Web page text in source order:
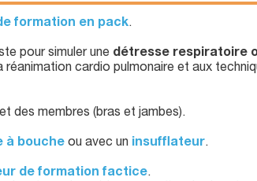
formation en pack.
pour simuler une détresse respiratoire
cardio pulmonaire et aux
des membres (bras et jambes).
à bouche ou avec un insufflateur.
de formation factice.